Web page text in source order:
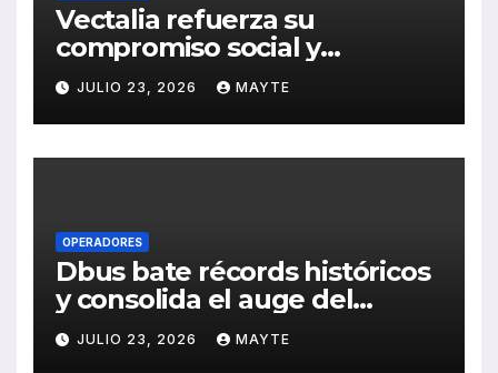
Vectalia refuerza su
compromiso social y
medioambiental con la
publicación de su Memoria
de RSC 2025
JULIO 23, 2026 MAYTE
OPERADORES
Dbus bate récords históricos
y consolida el auge del
transporte público en San
Sebastián
JULIO 23, 2026 MAYTE